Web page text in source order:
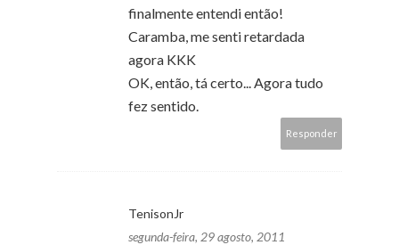
finalmente entendi então!
Caramba, me senti retardada
agora KKK
OK, então, tá certo... Agora tudo
fez sentido.
Responder
TenisonJr
segunda-feira, 29 agosto, 2011